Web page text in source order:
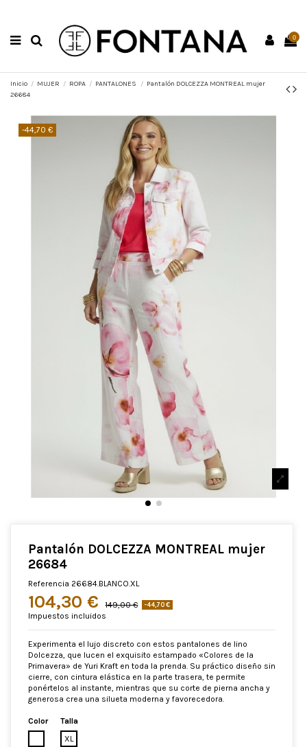
0
Inicio MUJER ROPA PANTALONES
Pantalón DOLCEZZA MONTREAL mujer
26684
-44,70 €
Pantalón DOLCEZZA MONTREAL mujer
26684
Referencia 26684.BLANCO.XL
104,30 € 149,00 € -44,70 €
Impuestos incluidos
Experimenta el lujo discreto con estos pantalones de lino
Dolcezza, que lucen el exquisito estampado «Colores de la
Primavera» de Yuri Kraft en toda la prenda. Su práctico diseño sin
cierre, con cintura elástica en la parte trasera, te permite
ponértelos al instante, mientras que su corte de pierna ancha y
generosa crea una silueta moderna y favorecedora.
Color
BLANCO
Talla
XL